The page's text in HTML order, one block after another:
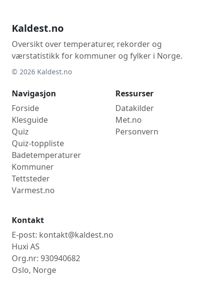
Kaldest.no
Oversikt over temperaturer, rekorder og
værstatistikk for kommuner og fylker i Norge.
© 2026 Kaldest.no
Navigasjon
Forside
Klesguide
Quiz
Quiz-toppliste
Badetemperaturer
Kommuner
Tettsteder
Varmest.no
Ressurser
Datakilder
Met.no
Personvern
Kontakt
E-post: kontakt@kaldest.no
Huxi AS
Org.nr: 930940682
Oslo, Norge